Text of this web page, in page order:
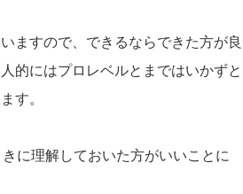
ますので、できるならできた方が良
的にはプロレベルとまではいかずと
す。
に理解しておいた方がいいことに